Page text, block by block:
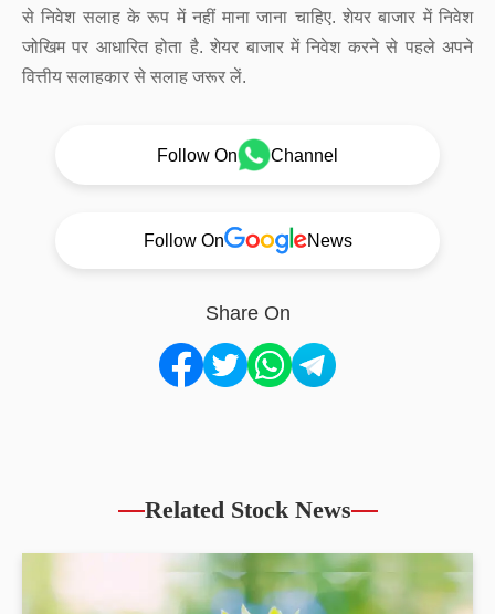
से निवेश सलाह के रूप में नहीं माना जाना चाहिए. शेयर बाजार में निवेश
जोखिम पर आधारित होता है. शेयर बाजार में निवेश करने से पहले अपने
वित्तीय सलाहकार से सलाह जरूर लें.
Follow On Channel
Follow On News
Share On
Related Stock News